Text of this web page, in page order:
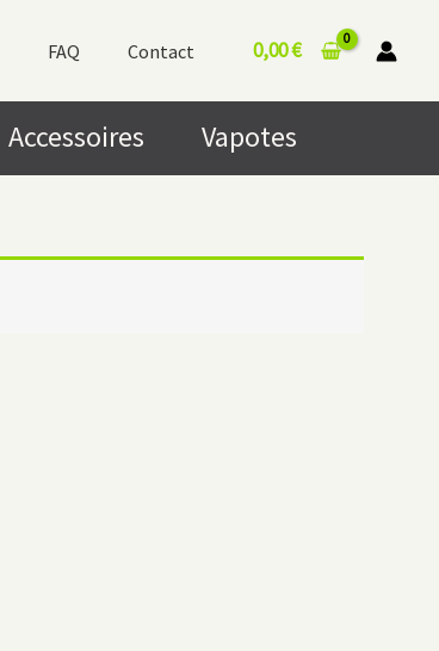
FAQ Contact 0,00€
Accessoires Vapotes